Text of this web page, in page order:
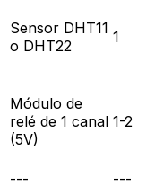
Sensor DHT11
o DHT22
1
Módulo de
relé de 1 canal
(5V)
1-2
--- ---